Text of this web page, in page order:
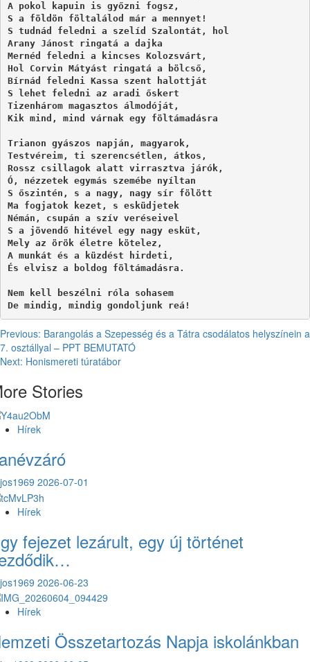
A pokol kapuin is győzni fogsz,
S a földön föltalálod már a mennyet!
S tudnád feledni a szelíd Szalontát, hol
Arany Jánost ringatá a dajka
Mernéd feledni a kincses Kolozsvárt,
Hol Corvin Mátyást ringatá a bölcső,
Bírnád feledni Kassa szent halottját
S lehet feledni az aradi őskert
Tizenhárom magasztos álmodóját,
Kik mind, mind várnak egy föltámadásra
Trianon gyászos napján, magyarok,
Testvéreim, ti szerencsétlen, átkos,
Rossz csillagok alatt virrasztva járók,
Ó, nézzetek egymás szemébe nyíltan
S őszintén, s a nagy, nagy sír fölött
Ma fogjatok kezet, s esküdjetek
Némán, csupán a szív veréseivel
S a jövendő hitével egy nagy esküt,
Mely az örök életre kötelez,
A munkát és a küzdést hirdeti,
És elvisz a boldog föltámadásra.
Nem kell beszélni róla sohasem
De mindig, mindig gondoljunk reá!
Post
navigation
Previous: Barangolás a Szepesség és a Tátra csodálatos helyszínein a
7. osztállyal – PPT BEMUTATÓ
Next: Honismereti túratábor
Stories
Hírek
2026-07-01
Hírek
fejezet lezárult, egy új történet
2026-06-23
Hírek
Összetartozás Napja iskolánkban